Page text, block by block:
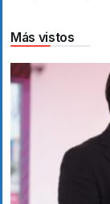
Más vistos